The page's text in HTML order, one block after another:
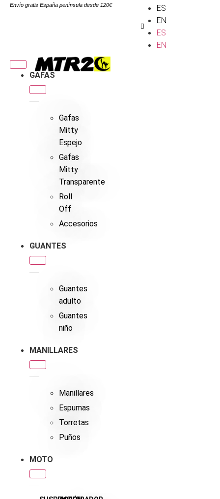
Envío gratis España península desde 120€
ES
EN
ES
EN
GAFAS
Gafas
Mitty
Espejo
Gafas
Mitty
Transparente
Roll
Off
Accesorios
GUANTES
Guantes
adulto
Guantes
niño
MANILLARES
Manillares
Espumas
Torretas
Puños
MOTO